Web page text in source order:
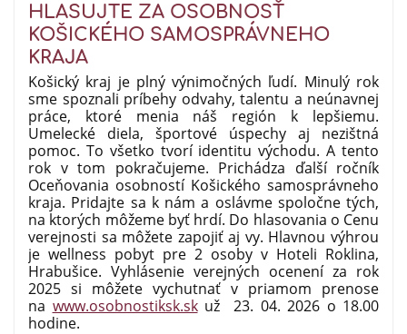
HLASUJTE ZA OSOBNOSŤ
KOŠICKÉHO SAMOSPRÁVNEHO
KRAJA
Košický kraj je plný výnimočných ľudí. Minulý rok
sme spoznali príbehy odvahy, talentu a neúnavnej
práce, ktoré menia náš región k lepšiemu.
Umelecké diela, športové úspechy aj nezištná
pomoc. To všetko tvorí identitu východu. A tento
rok v tom pokračujeme. Prichádza ďalší ročník
Oceňovania osobností Košického samosprávneho
kraja. Pridajte sa k nám a oslávme spoločne tých,
na ktorých môžeme byť hrdí. Do hlasovania o Cenu
verejnosti sa môžete zapojiť aj vy. Hlavnou výhrou
je wellness pobyt pre 2 osoby v Hoteli Roklina,
Hrabušice. Vyhlásenie verejných ocenení za rok
2025 si môžete vychutnať v priamom prenose
na www.osobnostiksk.skuž 23. 04. 2026 o 18.00
hodine.